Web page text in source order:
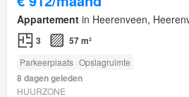
Appartement in Heerenveen,
3 57 m²
Parkeerplaats Opslagruimte
8 dagen geleden
HUURZONE